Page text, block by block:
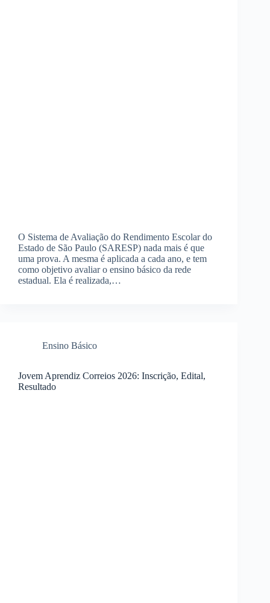
O Sistema de Avaliação do Rendimento Escolar do
Estado de São Paulo (SARESP) nada mais é que
uma prova. A mesma é aplicada a cada ano, e tem
como objetivo avaliar o ensino básico da rede
estadual. Ela é realizada,…
Ensino Básico
Jovem Aprendiz Correios 2026: Inscrição, Edital,
Resultado